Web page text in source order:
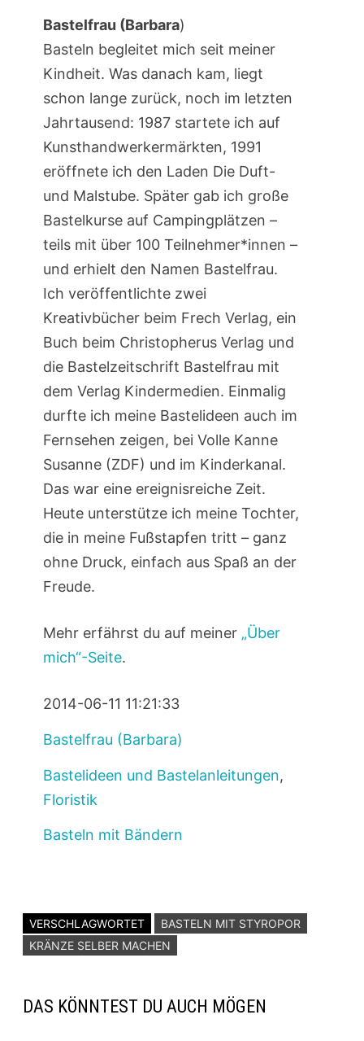
Bastelfrau (Barbara)
Basteln begleitet mich seit meiner
Kindheit. Was danach kam, liegt
schon lange zurück, noch im letzten
Jahrtausend: 1987 startete ich auf
Kunsthandwerkermärkten, 1991
eröffnete ich den Laden Die Duft-
und Malstube. Später gab ich große
Bastelkurse auf Campingplätzen –
teils mit über 100 Teilnehmer*innen –
und erhielt den Namen Bastelfrau.
Ich veröffentlichte zwei
Kreativbücher beim Frech Verlag, ein
Buch beim Christopherus Verlag und
die Bastelzeitschrift Bastelfrau mit
dem Verlag Kindermedien. Einmalig
durfte ich meine Bastelideen auch im
Fernsehen zeigen, bei Volle Kanne
Susanne (ZDF) und im Kinderkanal.
Das war eine ereignisreiche Zeit.
Heute unterstütze ich meine Tochter,
die in meine Fußstapfen tritt – ganz
ohne Druck, einfach aus Spaß an der
Freude.
Mehr erfährst du auf meiner „Über
mich“-Seite.
2014-06-11 11:21:33
Bastelfrau (Barbara)
Bastelideen und Bastelanleitungen,
Floristik
Basteln mit Bändern
VERSCHLAGWORTET
BASTELN MIT STYROPOR
KRÄNZE SELBER MACHEN
DAS KÖNNTEST DU AUCH MÖGEN